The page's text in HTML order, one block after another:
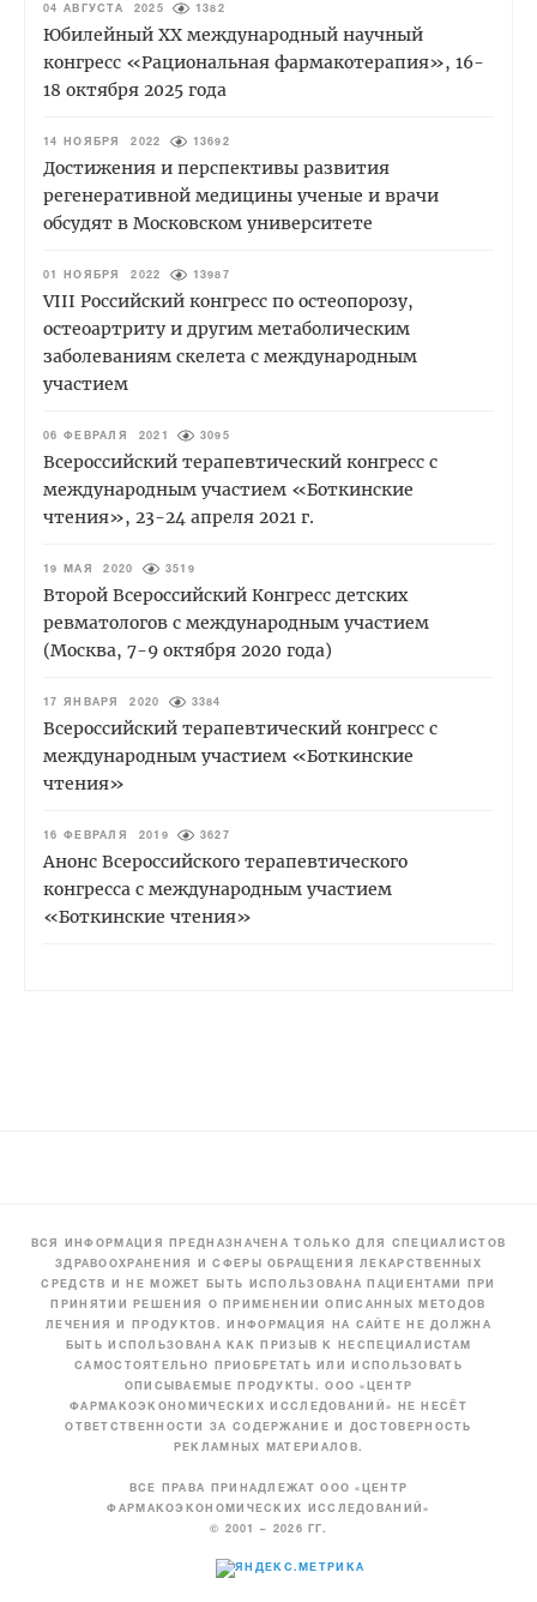
04 АВГУСТА 2025 1382
Юбилейный XХ международный научный
конгресс «Рациональная фармакотерапия», 16-
18 октября 2025 года
14 НОЯБРЯ 2022 13692
Достижения и перспективы развития
регенеративной медицины ученые и врачи
обсудят в Московском университете
01 НОЯБРЯ 2022 13987
VIII Российский конгресс по остеопорозу,
остеоартриту и другим метаболическим
заболеваниям скелета с международным
участием
06 ФЕВРАЛЯ 2021 3095
Всероссийский терапевтический конгресс с
международным участием «Боткинские
чтения», 23-24 апреля 2021 г.
19 МАЯ 2020 3519
Второй Всероссийский Конгресс детских
ревматологов с международным участием
(Москва, 7-9 октября 2020 года)
17 ЯНВАРЯ 2020 3384
Всероссийский терапевтический конгресс с
международным участием «Боткинские
чтения»
16 ФЕВРАЛЯ 2019 3627
Анонс Всероссийского терапевтического
конгресса с международным участием
«Боткинские чтения»
ВСЯ ИНФОРМАЦИЯ ПРЕДНАЗНАЧЕНА ТОЛЬКО ДЛЯ СПЕЦИАЛИСТОВ
ЗДРАВООХРАНЕНИЯ И СФЕРЫ ОБРАЩЕНИЯ ЛЕКАРСТВЕННЫХ
СРЕДСТВ И НЕ МОЖЕТ БЫТЬ ИСПОЛЬЗОВАНА ПАЦИЕНТАМИ ПРИ
ПРИНЯТИИ РЕШЕНИЯ О ПРИМЕНЕНИИ ОПИСАННЫХ МЕТОДОВ
ЛЕЧЕНИЯ И ПРОДУКТОВ. ИНФОРМАЦИЯ НА САЙТЕ НЕ ДОЛЖНА
БЫТЬ ИСПОЛЬЗОВАНА КАК ПРИЗЫВ К НЕСПЕЦИАЛИСТАМ
САМОСТОЯТЕЛЬНО ПРИОБРЕТАТЬ ИЛИ ИСПОЛЬЗОВАТЬ
ОПИСЫВАЕМЫЕ ПРОДУКТЫ. ООО «ЦЕНТР
ФАРМАКОЭКОНОМИЧЕСКИХ ИССЛЕДОВАНИЙ» НЕ НЕСЁТ
ОТВЕТСТВЕННОСТИ ЗА СОДЕРЖАНИЕ И ДОСТОВЕРНОСТЬ
РЕКЛАМНЫХ МАТЕРИАЛОВ.
ВСЕ ПРАВА ПРИНАДЛЕЖАТ ООО «ЦЕНТР
ФАРМАКОЭКОНОМИЧЕСКИХ ИССЛЕДОВАНИЙ»
© 2001 – 2026 ГГ.